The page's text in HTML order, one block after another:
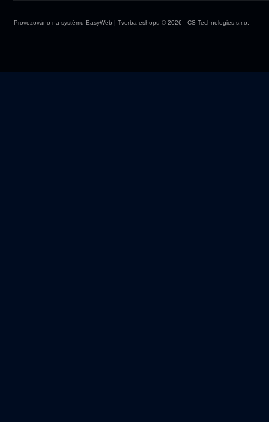
Provozováno na systému EasyWeb | Tvorba eshopu © 2026 - CS Technologies s.r.o.